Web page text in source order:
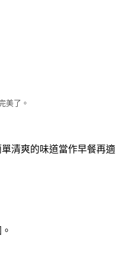
美了。
清爽的味道當作早餐再適